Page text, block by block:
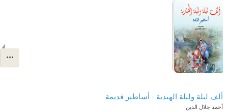
ألف ليلة وليلة الهندية - أساطير قديمة
أحمد جلال الدين